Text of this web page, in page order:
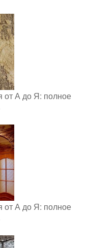
от А до Я: полное
от А до Я: полное